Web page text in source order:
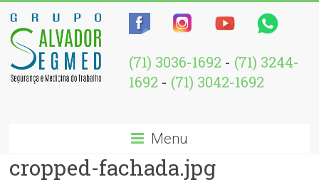
(71) 3036-1692 - (71) 3244-
1692 - (71) 3042-1692
Menu
cropped-fachada.jpg